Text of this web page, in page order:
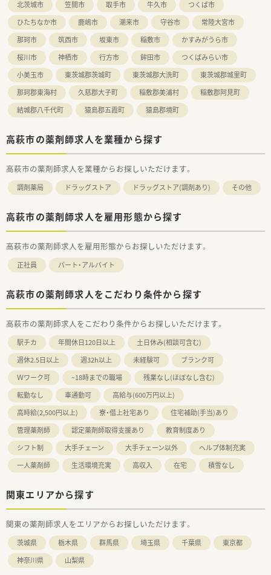
北茨城市 笠間市 取手市 牛久市
つくば市
ひたちなか市
鹿嶋市 潮来市 守谷市
常陸大宮市
那珂市
筑西市 坂東市 稲敷市
かすみがうら市
桜川市
神栖市 行方市 鉾田市
つくばみらい市
小美玉市
東茨城郡茨城町 東茨城郡大洗町
東茨城郡城里町
那珂郡東海村
久慈郡大子町 稲敷郡美浦村
稲敷郡阿見町
結城郡八千代町
猿島郡五霞町 猿島郡境町
高萩市の薬剤師求人を業種から探す
高萩市の薬剤師求人を業種からお探しいただけます。
調剤薬局 ドラッグストア ドラッグストア(調剤あり) その他
高萩市の薬剤師求人を雇用形態から探す
高萩市の薬剤師求人を雇用形態からお探しいただけます。
正社員 パート・アルバイト
高萩市の薬剤師求人をこだわり条件から探す
高萩市の薬剤師求人をこだわり条件からお探しいただけます。
駅チカ 年間休日120日以上
土日休み(相談可含む)
週休2.5日以上
週32h以上 未経験可
ブランク可
Ｗワーク可
~18時までの職場
残業なし(ほぼなし含む)
転勤なし
車通勤可
高給与(600万円以上)
高時給(2,500円以上)
寮・借上社宅あり
住宅補助(手当)あり
管理薬剤師
認定薬剤師取得支援あり
教育制度あり
シフト制
大手チェーン 大手チェーン以外
ヘルプ体制充実
一人薬剤師
生活環境充実 高収入 在宅 積雪なし
関東エリアから探す
関東の薬剤師求人をエリアからお探しいただけます。
茨城県 栃木県 群馬県 埼玉県 千葉県
東京都
神奈川県
山梨県